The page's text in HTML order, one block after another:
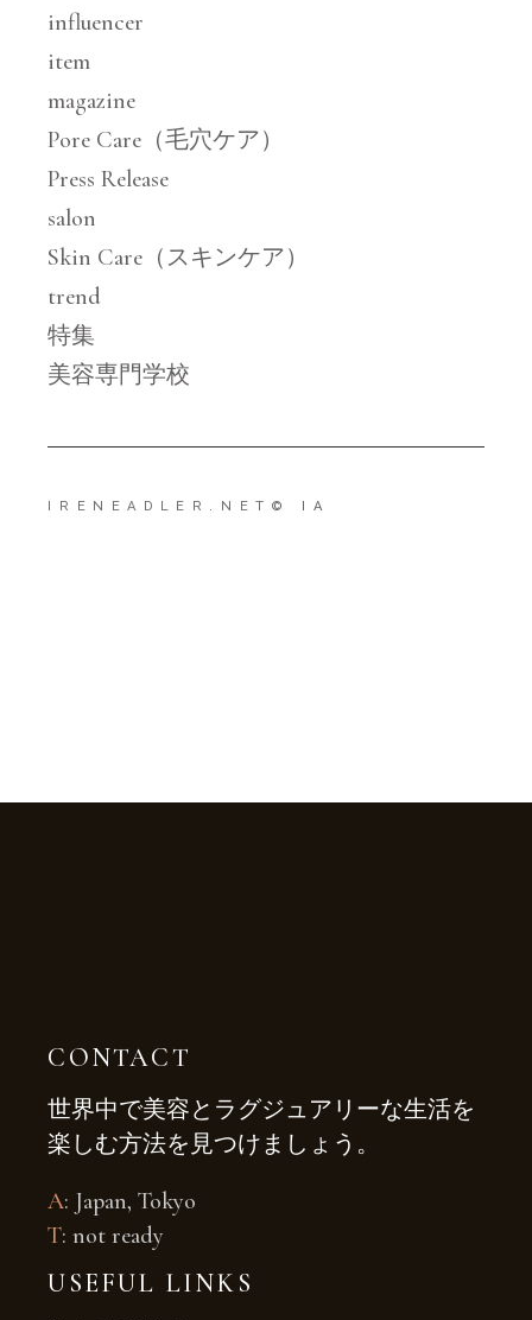
influencer
item
magazine
Pore Care（毛穴ケア）
Press Release
salon
Skin Care（スキンケア）
trend
特集
美容専門学校
IRENEADLER.NET © IA
CONTACT
世界中で美容とラグジュアリーな生活を
楽しむ方法を見つけましょう。
A: Japan, Tokyo
T: not ready
USEFUL LINKS